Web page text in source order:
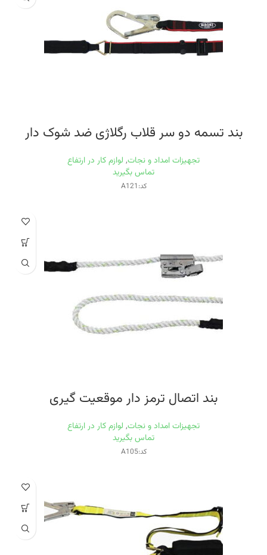
بند تسمه دو سر قلاب رگلاژی ضد شوک دار
تجهیزات امداد و نجات, لوازم کار در ارتفاع
تماس بگیرید
کد:A121
بند اتصال ترمز دار موقعيت گيری
تجهیزات امداد و نجات, لوازم کار در ارتفاع
تماس بگیرید
کد:A105